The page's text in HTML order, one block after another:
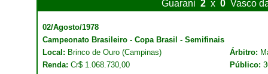
Guarani 2 x 0 Vasco
02/Agosto/1978
Campeonato Brasileiro - Copa Brasil - Semifinais
Local: Brinco de Ouro (Campinas) Árbitro:
Renda: Cr$ 1.068.730,00 Público: